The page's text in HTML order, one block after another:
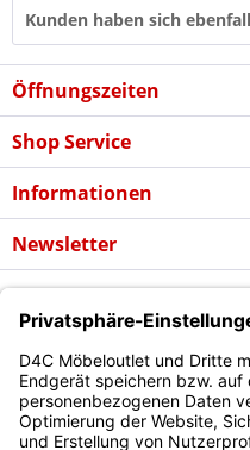
Kunden haben sich
Öffnungszeiten
Shop Service
Informationen
Newsletter
* Alle Preise inkl. gesetzl.
ggf.
Copyright © d4c Möbel